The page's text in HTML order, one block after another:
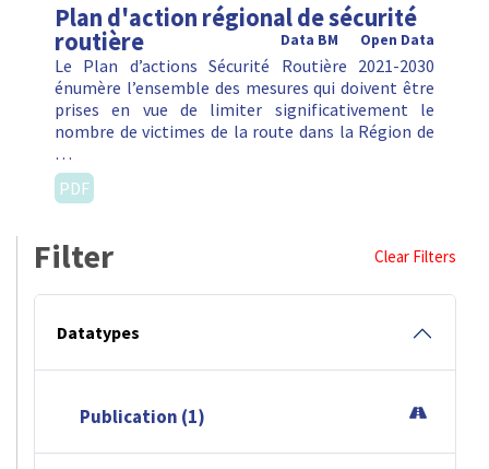
Plan d'action régional de sécurité
routière Open Data
Data BM
Le Plan d’actions Sécurité Routière 2021-2030
énumère l’ensemble des mesures qui doivent être
prises en vue de limiter significativement le
nombre de victimes de la route dans la Région de
…
PDF
Filter Clear Filters
Datatypes
Publication (1)